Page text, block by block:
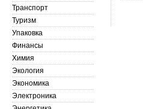
Транспорт
Туризм
Упаковка
Финансы
Химия
Экология
Экономика
Электроника